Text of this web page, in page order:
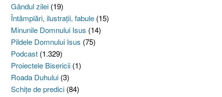
Gândul zilei (19)
Întâmplări, ilustraţii, fabule (15)
Minunile Domnului Isus (14)
Pildele Domnului Isus (75)
Podcast (1.329)
Proiectele Bisericii (1)
Roada Duhului (3)
Schiţe de predici (84)